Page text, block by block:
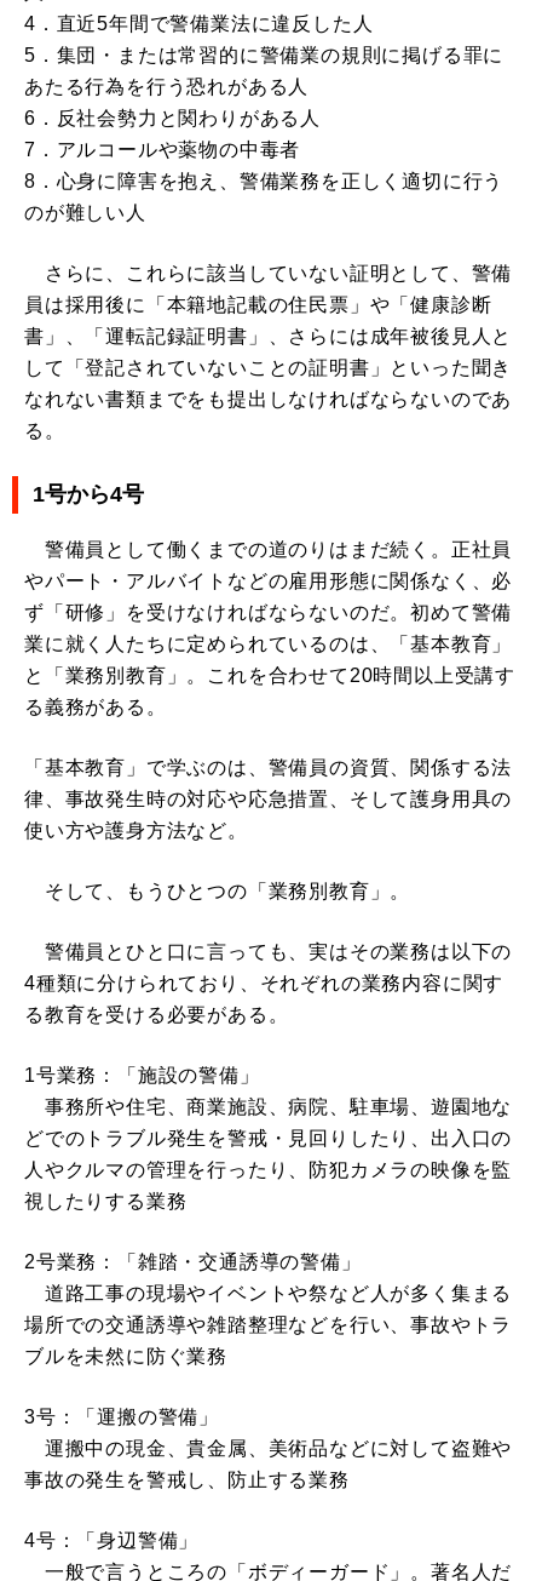
4．直近5年間で警備業法に違反した人
5．集団・または常習的に警備業の規則に掲げる罪に
あたる行為を行う恐れがある人
6．反社会勢力と関わりがある人
7．アルコールや薬物の中毒者
8．心身に障害を抱え、警備業務を正しく適切に行う
のが難しい人
さらに、これらに該当していない証明として、警備
員は採用後に「本籍地記載の住民票」や「健康診断
書」、「運転記録証明書」、さらには成年被後見人と
して「登記されていないことの証明書」といった聞き
なれない書類までをも提出しなければならないのであ
る。
1号から4号
警備員として働くまでの道のりはまだ続く。正社員
やパート・アルバイトなどの雇用形態に関係なく、必
ず「研修」を受けなければならないのだ。初めて警備
業に就く人たちに定められているのは、「基本教育」
と「業務別教育」。これを合わせて20時間以上受講す
る義務がある。
「基本教育」で学ぶのは、警備員の資質、関係する法
律、事故発生時の対応や応急措置、そして護身用具の
使い方や護身方法など。
そして、もうひとつの「業務別教育」。
警備員とひと口に言っても、実はその業務は以下の
4種類に分けられており、それぞれの業務内容に関す
る教育を受ける必要がある。
1号業務：「施設の警備」
事務所や住宅、商業施設、病院、駐車場、遊園地な
どでのトラブル発生を警戒・見回りしたり、出入口の
人やクルマの管理を行ったり、防犯カメラの映像を監
視したりする業務
2号業務：「雑踏・交通誘導の警備」
道路工事の現場やイベントや祭など人が多く集まる
場所での交通誘導や雑踏整理などを行い、事故やトラ
ブルを未然に防ぐ業務
3号：「運搬の警備」
運搬中の現金、貴金属、美術品などに対して盗難や
事故の発生を警戒し、防止する業務
4号：「身辺警備」
一般で言うところの「ボディーガード」。著名人だ